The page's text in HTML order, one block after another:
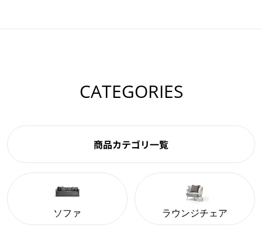
CATEGORIES
商品カテゴリ一覧
ソファ ラウンジチェア